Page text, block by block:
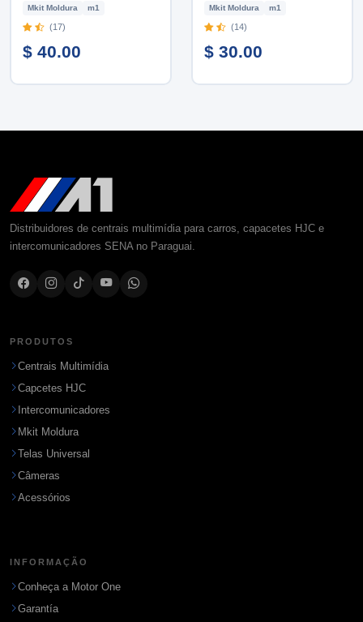
Mkit Moldura m1
(17)
$ 40.00
Mkit Moldura m1
(14)
$ 30.00
Distribuidores de centrais multimídia para carros, capacetes HJC e
intercomunicadores SENA no Paraguai.
PRODUTOS
Centrais Multimídia
Capcetes HJC
Intercomunicadores
Mkit Moldura
Telas Universal
Câmeras
Acessórios
INFORMAÇÃO
Conheça a Motor One
Garantía